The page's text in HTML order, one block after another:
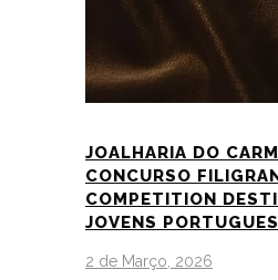
JOALHARIA DO
CONCURSO
COMPETITION
JOVENS
2 de Março, 2026